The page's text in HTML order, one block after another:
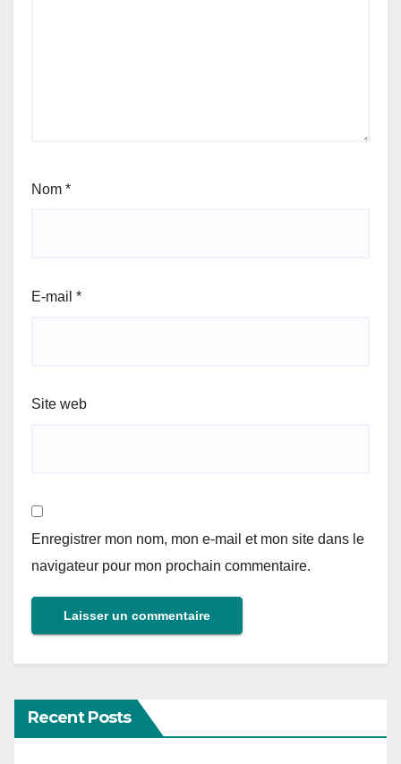
Nom *
E-mail *
Site web
Enregistrer mon nom, mon e-mail et mon site dans le
navigateur pour mon prochain commentaire.
Recent Posts